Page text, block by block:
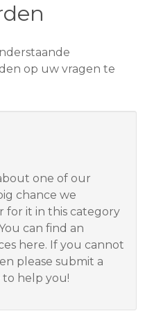
op uw vragen te
one of our
chance we
for it in this category
can find an
here. If you cannot
please submit a
to help you!